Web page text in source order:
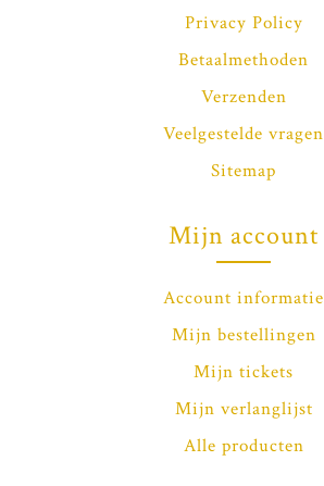
Privacy Policy
Betaalmethoden
Verzenden
Veelgestelde vragen
Sitemap
Mijn account
Account informatie
Mijn bestellingen
Mijn tickets
Mijn verlanglijst
Alle producten